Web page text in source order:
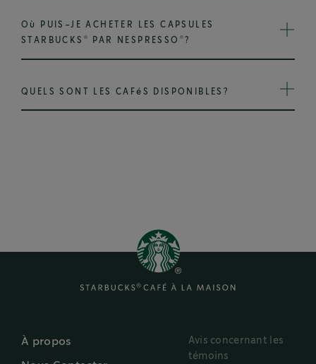
Où PUIS-JE ACHETER LES CAPSULES
STARBUCKS
® PAR NESPRESSO ® ?
QUELS SONT LES CAFéS DISPONIBLES?
À propos
Avis concernant les
témoins